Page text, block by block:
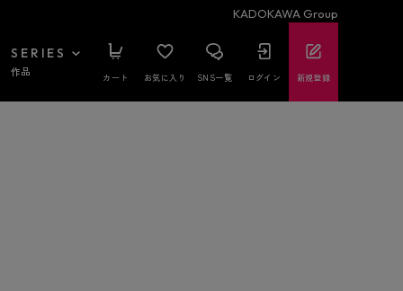
KADOKAWA Group
SERIES
作品 カート お気に入り SNS一覧 ログイン 新規登録